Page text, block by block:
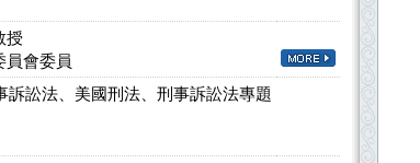
授
員會委員
訟法、美國刑法、刑事訴訟法專題